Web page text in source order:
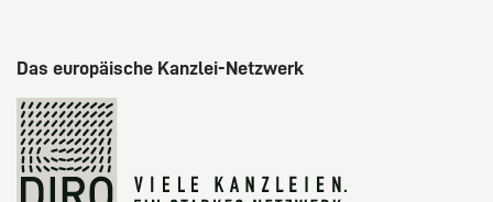
Das europäische Kanzlei-Netzwerk